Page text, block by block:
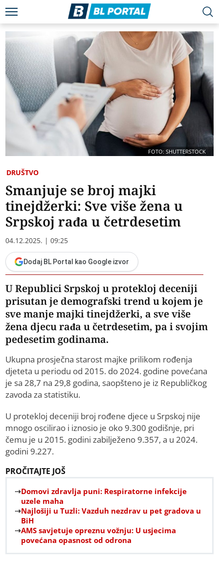
FOTO: SHUTTERSTOCK
DRUŠTVO
Smanjuje se broj majki
tinejdžerki: Sve više žena u
Srpskoj rađa u četrdesetim
04.12.2025. | 09:25
Dodaj BL Portal kao Google izvor
U Republici Srpskoj u protekloj deceniji
prisutan je demografski trend u kojem je
sve manje majki tinejdžerki, a sve više
žena djecu rađa u četrdesetim, pa i svojim
pedesetim godinama.
Ukupna prosječna starost majke prilikom rođenja
djeteta u periodu od 2015. do 2024. godine povećana
je sa 28,7 na 29,8 godina, saopšteno je iz Republičkog
zavoda za statistiku.
U protekloj deceniji broj rođene djece u Srpskoj nije
mnogo oscilirao i iznosio je oko 9.300 godišnje, pri
čemu je u 2015. godini zabilježeno 9.357, a u 2024.
godini 9.227.
PROČITAJTE JOŠ
Domovi zdravlja puni: Respiratorne infekcije
uzele maha
Najlošiji u Tuzli: Vazduh nezdrav u pet gradova u
BiH
AMS savjetuje opreznu vožnju: U usjecima
povećana opasnost od odrona